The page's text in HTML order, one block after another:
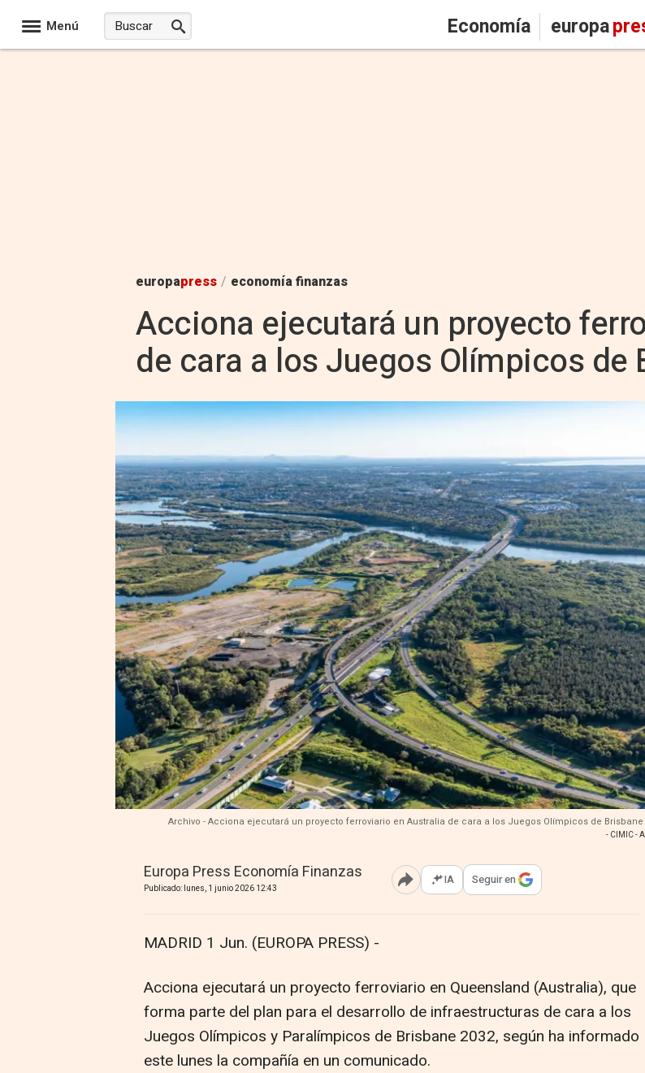
Menú Economía europa
europapress / economía finanzas
Acciona ejecutará un proyecto
de cara a los Juegos Olímpicos de
Archivo - Acciona ejecutará un proyecto ferroviario en Australia de cara a los Juegos Olímpicos de Brisbane
- CIMIC -
Europa Press Economía Finanzas
Publicado: lunes, 1 junio 2026 12:43 Abrir opciones para compartir
IA Seguir en
MADRID 1 Jun. (EUROPA PRESS) -
Acciona ejecutará un proyecto ferroviario en Queensland (Australia), que
forma parte del plan para el desarrollo de infraestructuras de cara a los
Juegos Olímpicos y Paralímpicos de Brisbane 2032, según ha informado
este lunes la compañía en un comunicado.